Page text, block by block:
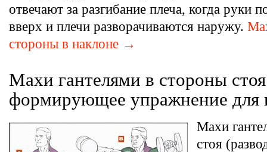
отвечают за разгибание плеча, когда руки
вверх и плечи разворачиваются наружу.
стороны в наклоне →
Махи гантелями в стороны
формирующее упражнение для
Махи
стоя